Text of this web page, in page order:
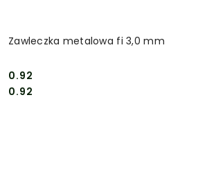
Zawleczka metalowa fi 3,0 mm
Cena:
0.92
Cena:
0.92